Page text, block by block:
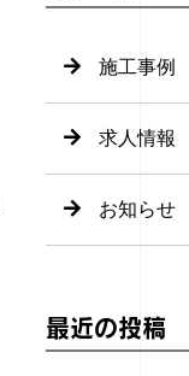
施工事例
求人情報
お知らせ
最近の投稿